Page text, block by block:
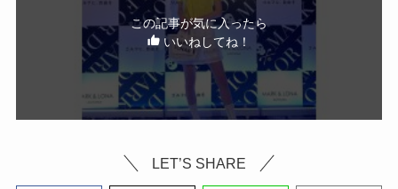
この記事が気に入ったら
いいねしてね！
LET’S SHARE